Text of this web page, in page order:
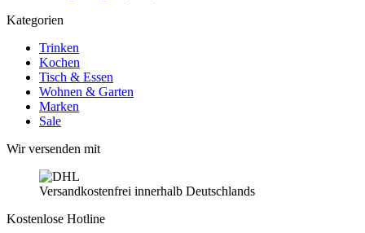
Kategorien
Trinken
Kochen
Tisch & Essen
Wohnen & Garten
Marken
Sale
Wir versenden mit
Versandkostenfrei innerhalb Deutschlands
Kostenlose Hotline